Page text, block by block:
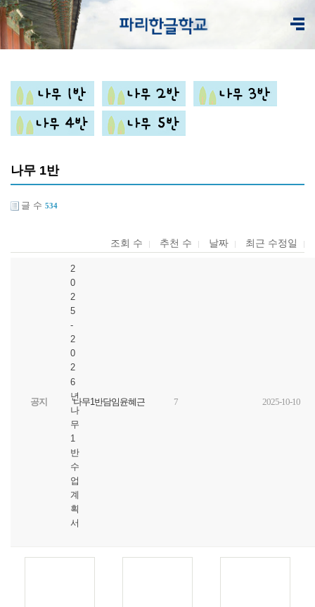
나무 1반
글 수 534
조회 수 추천 수 날짜 최근 수정일
공지
2
0
2
5
-
2
0
2
6
년
나
무
1
반
수
업
계
획
서
나무1반담임윤혜근 7 2025-10-10